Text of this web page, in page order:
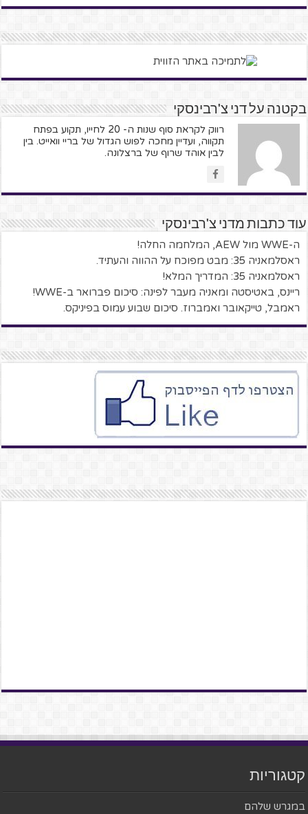
בקטנה על דני צ'רבינסקי
רווק לקראת סוף שנות ה- 20 לחייו, תקוע בפתח
תקווה, ועדיין מחכה לפוש הגדול של בריי וואייט. בין
לבין אוהד שרוף של ברצלונה.
עוד כתבות מדני צ'רבינסקי
ה-WWE מול AEW, המלחמה החלה!
ראסלמאניה 35: מבט מפוכח על ההווה והעתיד.
ראסלמאניה 35: המדריך המלא!
ריינס, באטיסטה ומאניה מעבר לפינה: סיכום פברואר ב-WWE!
ראמבל, טייקאובר ואמברוז. סיכום שבוע עמוס בפיניקס.
קטגוריות
במגרש שלהם